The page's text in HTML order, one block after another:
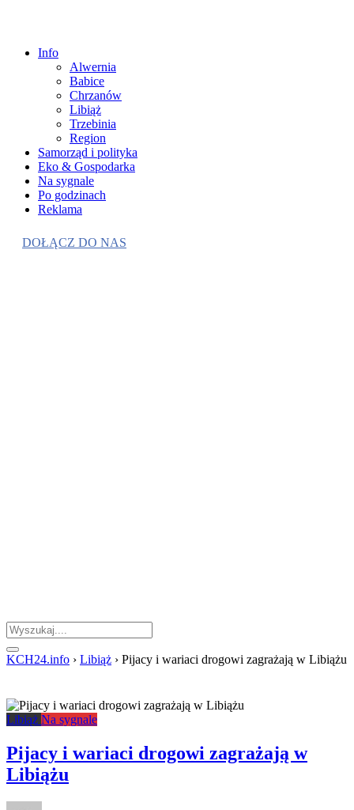
Info
Alwernia
Babice
Chrzanów
Libiąż
Trzebinia
Region
Samorząd i polityka
Eko & Gospodarka
Na sygnale
Po godzinach
Reklama
DOŁĄCZ DO NAS
KCH24.info › Libiąż › Pijacy i wariaci drogowi zagrażają w Libiążu
Libiąż Na sygnale
Pijacy i wariaci drogowi zagrażają w
Libiążu